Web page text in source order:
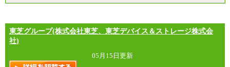
東芝グループ(株式会社東芝、東芝デバイス＆ストレージ株式会
社)
05月15日更新